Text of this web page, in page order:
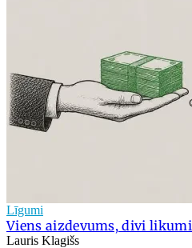
Līgumi
Viens aizdevums, divi likumi
Lauris Klagišs